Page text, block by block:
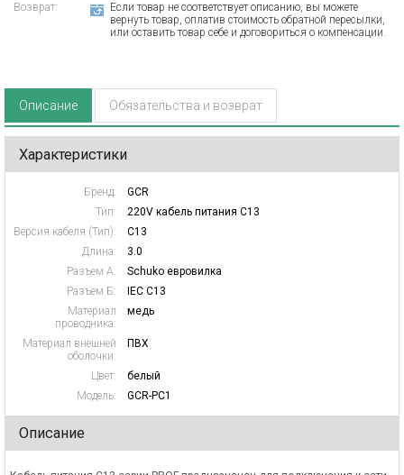
Возврат:
Если товар не соответствует описанию, вы можете
вернуть товар, оплатив стоимость обратной пересылки,
или оставить товар себе и договориться о компенсации.
Описание Обязательства и возврат
Характеристики
Бренд:
GCR
Тип:
220V кабель питания C13
Версия кабеля (Тип):
C13
Длина:
3.0
Разъем А:
Schuko евровилка
Разъем Б:
IEC C13
Материал
проводника:
медь
Материал внешней
оболочки:
ПВХ
Цвет:
белый
Модель:
GCR-PC1
Описание